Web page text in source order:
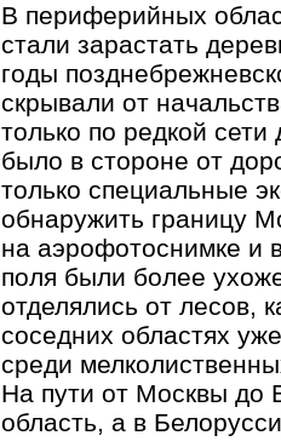
В периферийных
стали зарастать
годы
скрывали от
только по редкой
было в стороне от
только специальные
обнаружить границу
на аэрофотоснимке и
поля были более
отделялись от лесов,
соседних областях
среди
На пути от Москвы до
область, а в